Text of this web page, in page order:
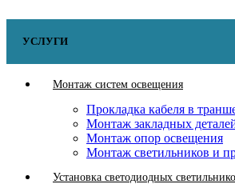
УСЛУГИ
Монтаж систем освещения
Прокладка кабеля в
Монтаж закладных
Монтаж опор освещения
Монтаж светильников и
Установка светодиодных